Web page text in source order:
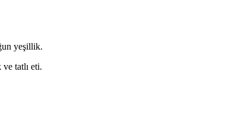
yeşillik.
tatlı eti.